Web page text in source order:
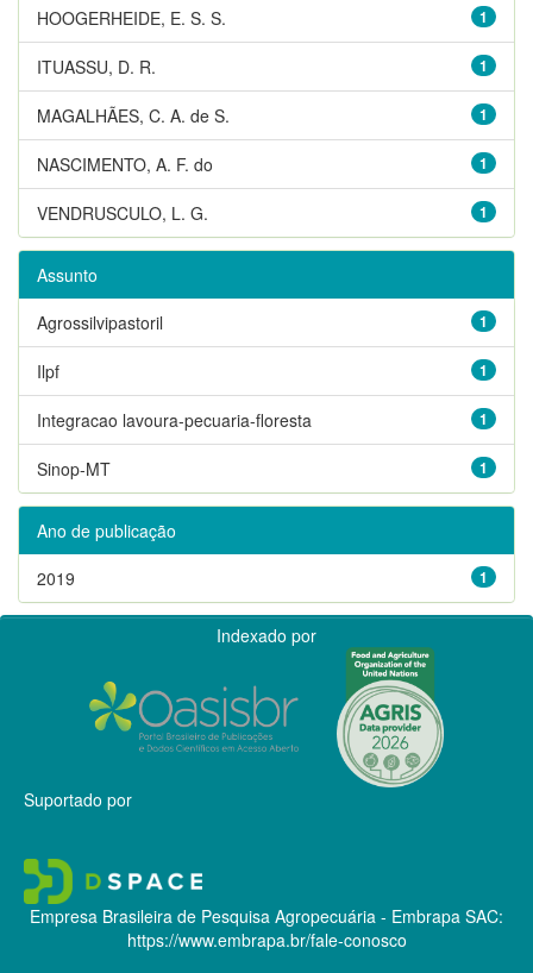
1
HOOGERHEIDE, E. S. S.
1
ITUASSU, D. R.
1
MAGALHÃES, C. A. de S.
1
NASCIMENTO, A. F. do
1
VENDRUSCULO, L. G.
Assunto
1
Agrossilvipastoril
1
Ilpf
1
Integracao lavoura-pecuaria-floresta
1
Sinop-MT
Ano de publicação
1
2019
Indexado por
Suportado por
Empresa Brasileira de Pesquisa Agropecuária - Embrapa SAC:
https://www.embrapa.br/fale-conosco